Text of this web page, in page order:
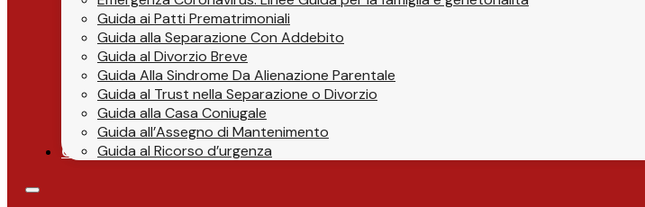
Guida ai Patti Prematrimoniali
Guida alla Separazione Con Addebito
Guida al Divorzio Breve
Guida Alla Sindrome Da Alienazione Parentale
Guida al Trust nella Separazione o Divorzio
Guida alla Casa Coniugale
Guida all’Assegno di Mantenimento
Guida al Ricorso d’urgenza
Contatti